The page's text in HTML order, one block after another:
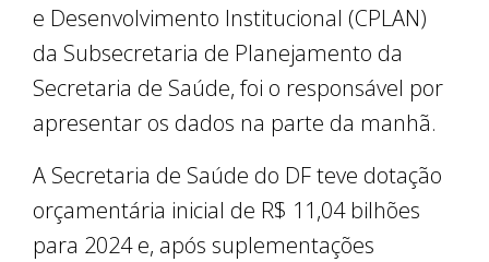
e Desenvolvimento Institucional (CPLAN)
da Subsecretaria de Planejamento da
Secretaria de Saúde, foi o responsável por
apresentar os dados na parte da manhã.
A Secretaria de Saúde do DF teve dotação
orçamentária inicial de R$ 11,04 bilhões
para 2024 e, após suplementações